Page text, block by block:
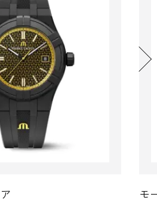
モーリスラクロア